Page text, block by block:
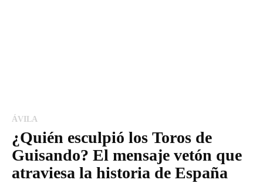
ÁVILA
¿Quién esculpió los Toros de
Guisando? El mensaje vetón que
atraviesa la historia de España